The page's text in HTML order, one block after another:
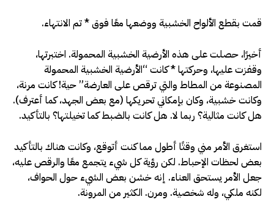
قمت بقطع الألواح الخشبية ووضعها معًا فوق * تم الانتهاء.
أخيرًا، حصلت على هذه الأرضية الخشبية المحمولة. اختبرتها،
وقفزت عليها، وحركتها * كانت “الأرضية الخشبية المحمولة
المصنوعة من المطاط والتي ترقص على العارضة” حية! كانت مرنة،
وكانت خشبية، وكان بإمكاني تحريكها (مع بعض الجهد، كما أعترف).
هل كانت مثالية؟ ربما لا. هل كانت بالضبط كما تخيلتها؟ بالتأكيد.
استغرق الأمر مني وقتًا أطول مما كنت أتوقع، وكانت هناك بالتأكيد
بعض لحظات الإحباط. لكن رؤية كل شيء يتجمع معًا والرقص عليه،
جعل الأمر يستحق العناء. إنه خشن بعض الشيء حول الحواف،
لكنه ملكي، وله شخصية. ومرن. الكثير من المرونة.